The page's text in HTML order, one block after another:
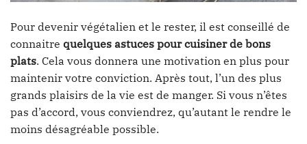
Pour devenir végétalien et le rester, il est conseillé de
connaitre quelques astuces pour cuisiner de bons
plats. Cela vous donnera une motivation en plus pour
maintenir votre conviction. Après tout, l’un des plus
grands plaisirs de la vie est de manger. Si vous n’êtes
pas d’accord, vous conviendrez, qu’autant le rendre le
moins désagréable possible.